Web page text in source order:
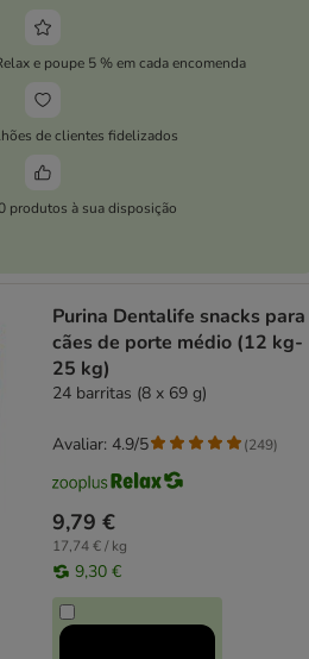
e poupe 5 % em cada encomenda
de clientes fidelizados
produtos à sua disposição
Purina Dentalife snacks para
cães de porte médio (12 kg-
25 kg)
24 barritas (8 x 69 g)
9,79 €
17,74 € / kg
9,30 €
Avaliar: 4.9/5 (249)